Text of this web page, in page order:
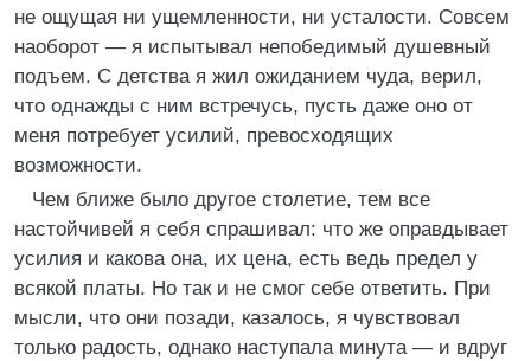
не ощущая ни ущемленности, ни усталости. Совсем
наоборот — я испытывал непобедимый душевный
подъем. С детства я жил ожиданием чуда, верил,
что однажды с ним встречусь, пусть даже оно от
меня потребует усилий, превосходящих
возможности.
Чем ближе было другое столетие, тем все
настойчивей я себя спрашивал: что же оправдывает
усилия и какова она, их цена, есть ведь предел у
всякой платы. Но так и не смог себе ответить. При
мысли, что они позади, казалось, я чувствовал
только радость, однако наступала минута — и вдруг